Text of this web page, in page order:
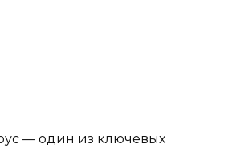
— один из ключевых